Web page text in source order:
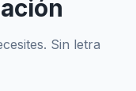
Sin letra